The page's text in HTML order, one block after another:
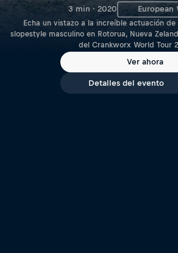
3 min · 2020 European
Echa un vistazo a la increíble actuación de
slopestyle masculino en Rotorua, Nueva
del Crankworx World Tour
Ver ahora
Detalles del evento